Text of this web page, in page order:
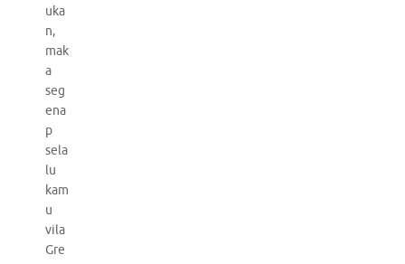
uka
n,
mak
a
seg
ena
p
sela
lu
kam
u
vila
Gre